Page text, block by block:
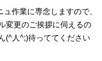
ュ作業に専念しますので、
変更のご挨拶に伺えるの
(^人^;)待っててください